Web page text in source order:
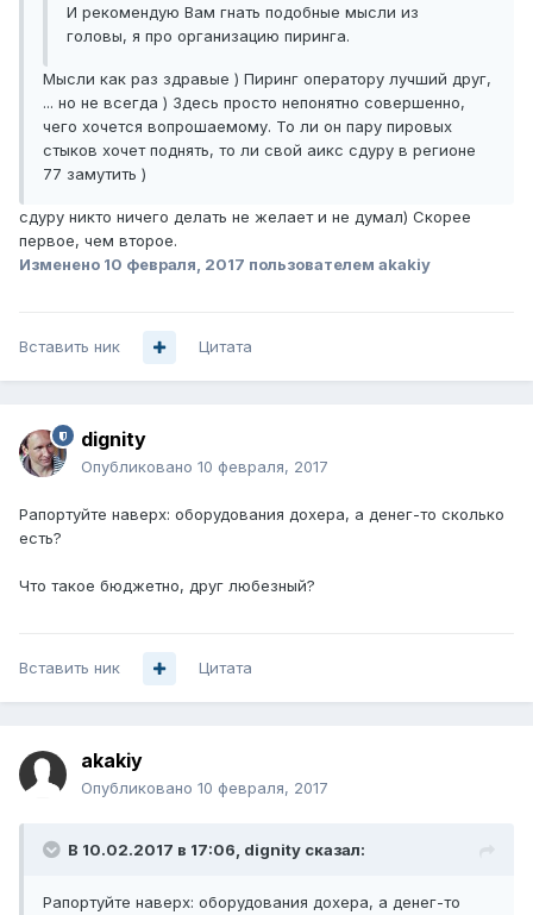
И рекомендую Вам гнать подобные мысли из
головы, я про организацию пиринга.
Мысли как раз здравые ) Пиринг оператору лучший друг,
... но не всегда ) Здесь просто непонятно совершенно,
чего хочется вопрошаемому. То ли он пару пировых
стыков хочет поднять, то ли свой аикс сдуру в регионе
77 замутить )
сдуру никто ничего делать не желает и не думал) Скорее
первое, чем второе.
Изменено 10 февраля, 2017 пользователем akakiy
Вставить ник Цитата
dignity
Опубликовано 10 февраля, 2017
Рапортуйте наверх: оборудования дохера, а денег-то сколько
есть?
Что такое бюджетно, друг любезный?
Вставить ник Цитата
akakiy
Опубликовано 10 февраля, 2017
В 10.02.2017 в 17:06, dignity сказал:
Рапортуйте наверх: оборудования дохера, а денег-то